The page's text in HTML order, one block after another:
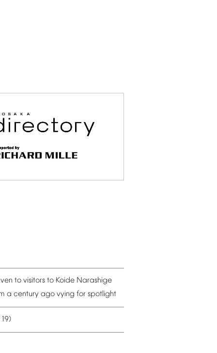
to visitors to Koide Narashige
a century ago vying for spotlight
19)